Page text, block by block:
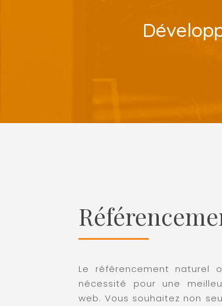
Le référencement naturel
nécessité pour une
web. Vous souhaitez non